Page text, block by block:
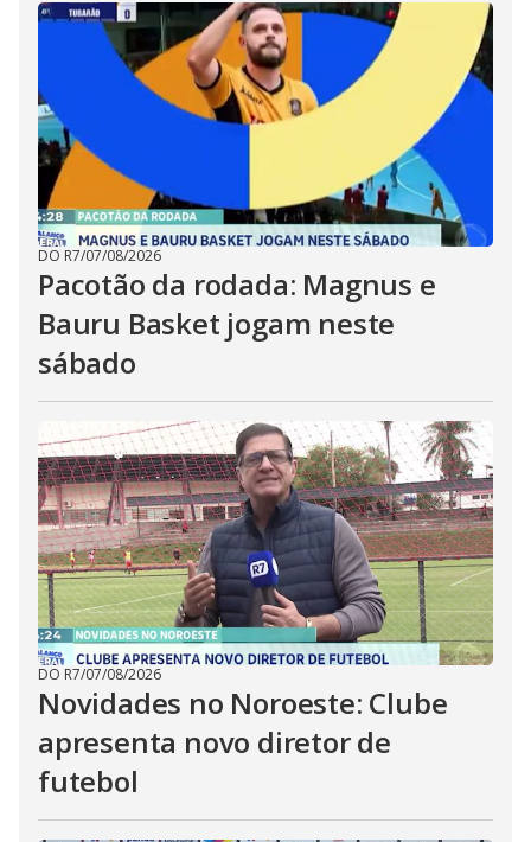
DO R7/07/08/2026
Pacotão da rodada: Magnus e
Bauru Basket jogam neste
sábado
DO R7/07/08/2026
Novidades no Noroeste: Clube
apresenta novo diretor de
futebol